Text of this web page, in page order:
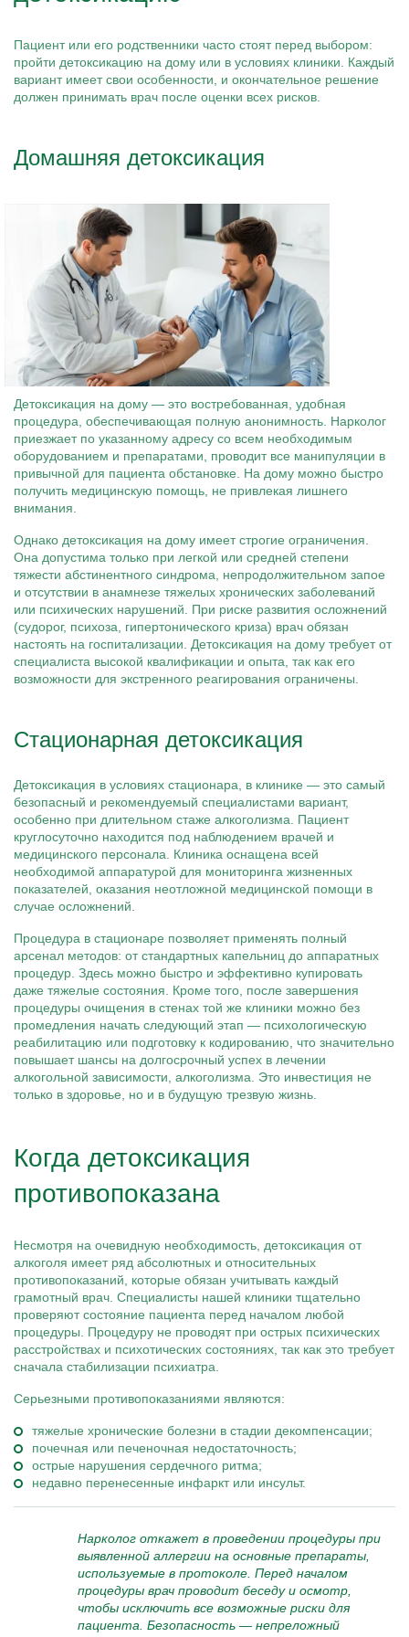
Пациент или его родственники часто стоят перед выбором:
пройти детоксикацию на дому или в условиях клиники. Каждый
вариант имеет свои особенности, и окончательное решение
должен принимать врач после оценки всех рисков.
Домашняя детоксикация
Детоксикация на дому — это востребованная, удобная
процедура, обеспечивающая полную анонимность. Нарколог
приезжает по указанному адресу со всем необходимым
оборудованием и препаратами, проводит все манипуляции в
привычной для пациента обстановке. На дому можно быстро
получить медицинскую помощь, не привлекая лишнего
внимания.
Однако детоксикация на дому имеет строгие ограничения.
Она допустима только при легкой или средней степени
тяжести абстинентного синдрома, непродолжительном запое
и отсутствии в анамнезе тяжелых хронических заболеваний
или психических нарушений. При риске развития осложнений
(судорог, психоза, гипертонического криза) врач обязан
настоять на госпитализации. Детоксикация на дому требует от
специалиста высокой квалификации и опыта, так как его
возможности для экстренного реагирования ограничены.
Стационарная детоксикация
Детоксикация в условиях стационара, в клинике — это самый
безопасный и рекомендуемый специалистами вариант,
особенно при длительном стаже алкоголизма. Пациент
круглосуточно находится под наблюдением врачей и
медицинского персонала. Клиника оснащена всей
необходимой аппаратурой для мониторинга жизненных
показателей, оказания неотложной медицинской помощи в
случае осложнений.
Процедура в стационаре позволяет применять полный
арсенал методов: от стандартных капельниц до аппаратных
процедур. Здесь можно быстро и эффективно купировать
даже тяжелые состояния. Кроме того, после завершения
процедуры очищения в стенах той же клиники можно без
промедления начать следующий этап — психологическую
реабилитацию или подготовку к кодированию, что значительно
повышает шансы на долгосрочный успех в лечении
алкогольной зависимости, алкоголизма. Это инвестиция не
только в здоровье, но и в будущую трезвую жизнь.
Когда детоксикация
противопоказана
Несмотря на очевидную необходимость, детоксикация от
алкоголя имеет ряд абсолютных и относительных
противопоказаний, которые обязан учитывать каждый
грамотный врач. Специалисты нашей клиники тщательно
проверяют состояние пациента перед началом любой
процедуры. Процедуру не проводят при острых психических
расстройствах и психотических состояниях, так как это требует
сначала стабилизации психиатра.
Серьезными противопоказаниями являются:
тяжелые хронические болезни в стадии декомпенсации;
почечная или печеночная недостаточность;
острые нарушения сердечного ритма;
недавно перенесенные инфаркт или инсульт.
Нарколог откажет в проведении процедуры при
выявленной аллергии на основные препараты,
используемые в протоколе. Перед началом
процедуры врач проводит беседу и осмотр,
чтобы исключить все возможные риски для
пациента. Безопасность — непреложный